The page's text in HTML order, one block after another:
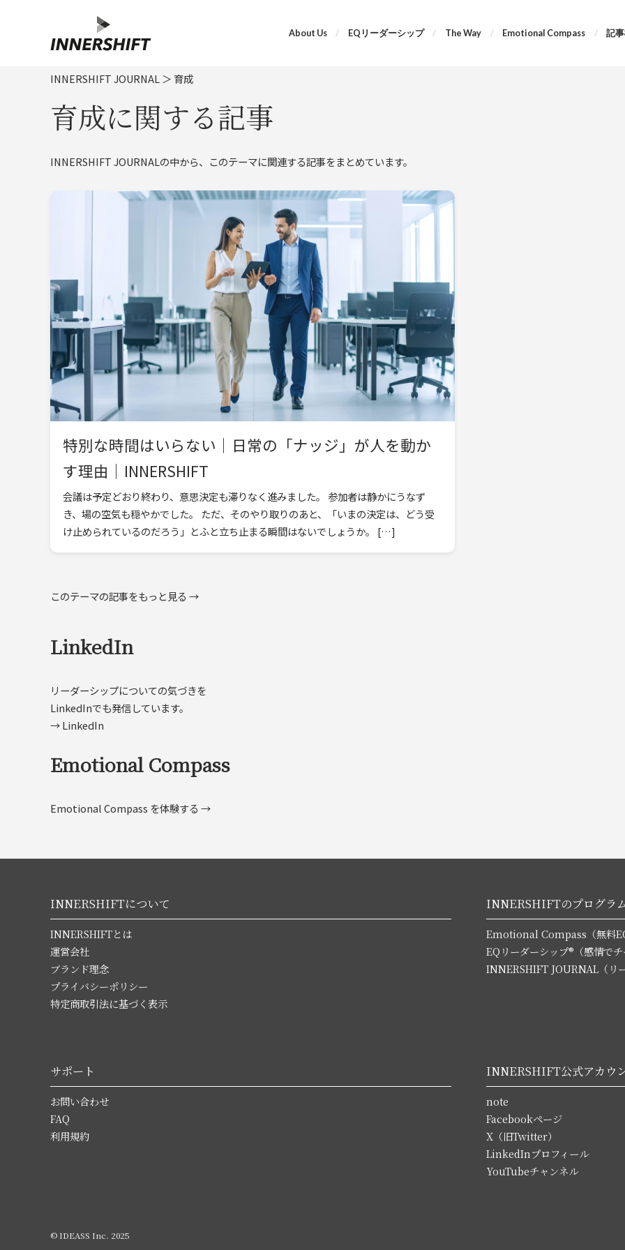
About Us EQリーダーシップ The Way Emotional Compass 記
INNERSHIFT JOURNAL ＞ 育成
育成に関する記事
INNERSHIFT JOURNALの中から、このテーマに関連する記事をまとめています。
特別な時間はいらない｜日常の「ナッジ」が人を動か
す理由｜INNERSHIFT
会議は予定どおり終わり、意思決定も滞りなく進みました。 参加者は静かにうなず
き、場の空気も穏やかでした。 ただ、そのやり取りのあと、「いまの決定は、どう受
け止められているのだろう」とふと立ち止まる瞬間はないでしょうか。 […]
このテーマの記事をもっと見る →
LinkedIn
リーダーシップについての気づきを
LinkedInでも発信しています。
→ LinkedIn
Emotional Compass
Emotional Compass を体験する →
INNERSHIFTについて
INNERSHIFTとは
運営会社
ブランド理念
プライバシーポリシー
特定商取引法に基づく表示
INNERSHIFTのプログラ
Emotional Compass（無料
EQリーダーシップ®（感情でチ
INNERSHIFT JOURNAL（リ
サポート
お問い合わせ
FAQ
利用規約
INNERSHIFT公式アカウ
note
Facebookページ
X（旧Twitter）
LinkedInプロフィール
YouTubeチャンネル
© IDEASS Inc. 2025